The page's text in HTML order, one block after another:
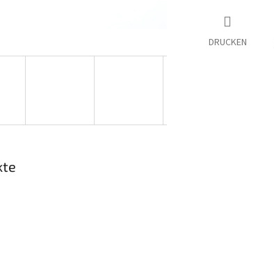
DRUCKEN